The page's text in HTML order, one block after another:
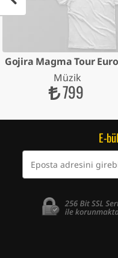
Gojira Magma Tour
Müzik
799
E-